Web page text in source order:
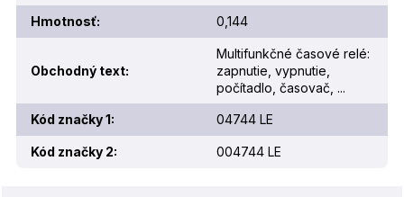
Hmotnosť: 0,144
Obchodný text:
Multifunkčné časové relé:
zapnutie, vypnutie,
počítadlo, časovač, ...
Kód značky 1: 04744 LE
Kód značky 2: 004744 LE